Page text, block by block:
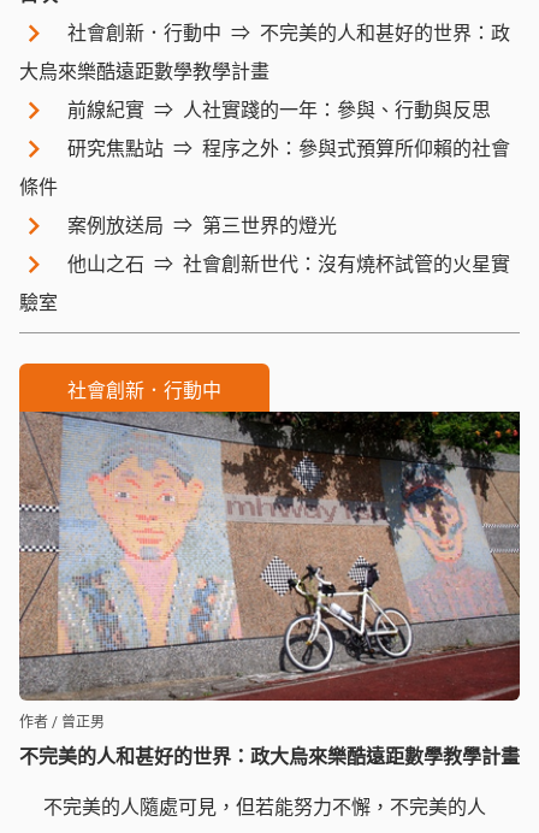
社會創新．行動中
不完美的人和甚好的世界：政
大烏來樂酷遠距數學教學計畫
前線紀實
人社實踐的一年：參與、行動與反思
研究焦點站
程序之外：參與式預算所仰賴的社會
條件
案例放送局
第三世界的燈光
他山之石
社會創新世代：沒有燒杯試管的火星實
驗室
社會創新．行動中
不完美的人和甚好的世界：政大烏來樂酷遠距數學教學計畫
作者 / 曾正男
不完美的人隨處可見，但若能努力不懈，不完美的人